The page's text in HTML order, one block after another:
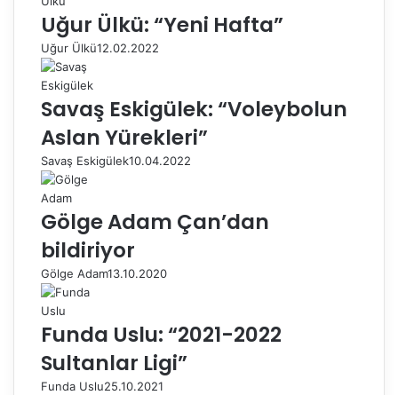
Uğur Ülkü: “Yeni Hafta”
Uğur Ülkü12.02.2022
Savaş Eskigülek: “Voleybolun
Aslan Yürekleri”
Savaş Eskigülek10.04.2022
Gölge Adam Çan’dan
bildiriyor
Gölge Adam13.10.2020
Funda Uslu: “2021-2022
Sultanlar Ligi”
Funda Uslu25.10.2021